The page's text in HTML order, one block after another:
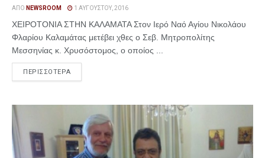
ΑΠΌ NEWSROOM 1 ΑΥΓΟΎΣΤΟΥ, 2016
ΧΕΙΡΟΤΟΝΙΑ ΣΤΗΝ ΚΑΛΑΜΑΤΑ Στον Ιερό Ναό Αγίου Νικολάου
Φλαρίου Καλαμάτας μετέβει χθες ο Σεβ. Μητροπολίτης
Μεσσηνίας κ. Χρυσόστομος, ο οποίος ...
ΠΕΡΙΣΣΟΤΕΡΑ